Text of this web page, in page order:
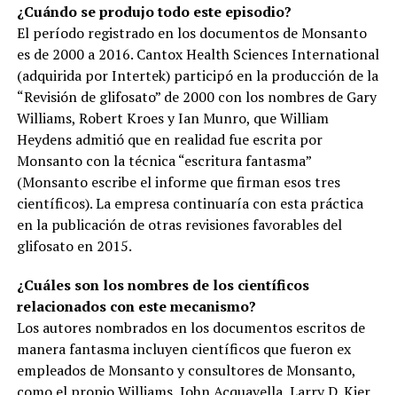
¿Cuándo se produjo todo este episodio?
El período registrado en los documentos de Monsanto
es de 2000 a 2016. Cantox Health Sciences International
(adquirida por Intertek) participó en la producción de la
“Revisión de glifosato” de 2000 con los nombres de Gary
Williams, Robert Kroes y Ian Munro, que William
Heydens admitió que en realidad fue escrita por
Monsanto con la técnica “escritura fantasma”
(Monsanto escribe el informe que firman esos tres
científicos). La empresa continuaría con esta práctica
en la publicación de otras revisiones favorables del
glifosato en 2015.
¿Cuáles son los nombres de los científicos
relacionados con este mecanismo?
Los autores nombrados en los documentos escritos de
manera fantasma incluyen científicos que fueron ex
empleados de Monsanto y consultores de Monsanto,